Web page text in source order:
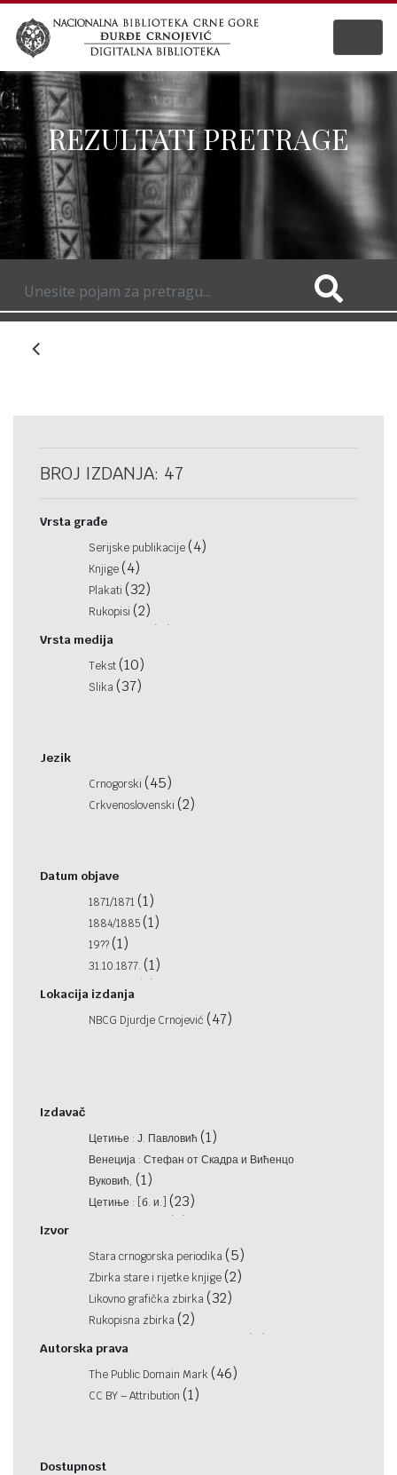
REZULTATI PRETRAGE
BROJ IZDANJA: 47
Vrsta građe
Serijske publikacije(4)
Knjige(4)
Plakati (32)
Rukopisi (2)
Razglednice
Vrsta medija
Tekst(10)
Slika(37)
Jezik
Crnogorski (45)
Crkvenoslovenski (2)
Datum objave
1871/1871(1)
1884/1885(1)
19??(1)
31.10.1877. (1)
Nepoznat
između 1899 i 1901 (1)
1900(1)
1905(1)
1910(1)
1931(11)
1941(1)
1943(1)
Lokacija izdanja
NBCG Djurdje Crnojević (47)
Izdavač
Цетиње : Ј. Павловић (1)
Венеција : Стефан от Скадра и Вићенцо
Вуковић, (1)
Цетиње : [б. и.] (23)
Књижара П. М. Калуђеровић (2)
(1)
(1)
Цетиње : Уредништво (1)
Цетиње : Уредништво
Цетиње : [б.и.]
У Бечу : у штампарији Јерменскога манастира
(1)
Izvor
Stara crnogorska periodika(5)
Zbirka stare i rijetke knjige(2)
Likovno grafička zbirka(32)
Rukopisna zbirka(2)
Autorska prava
The Public Domain Mark (46)
CC BY – Attribution (1)
Dostupnost